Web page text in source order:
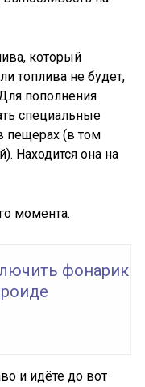
который
топлива не будет,
пополнения
специальные
пещерах (в том
Находится она на
момента.
фонарик
и идёте до вот